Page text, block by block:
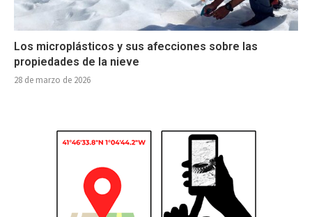
Los microplásticos y sus afecciones sobre las
propiedades de la nieve
28 de marzo de 2026